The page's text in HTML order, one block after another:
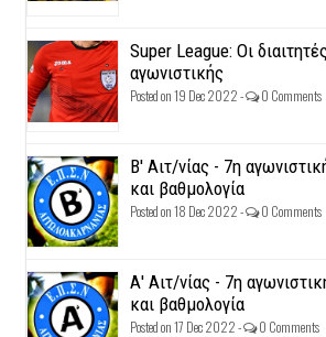
Super League: Οι
αγωνιστικής
Posted on 19 Dec 2022 - 0 Comments
Β' Αιτ/νίας - 7η
και βαθμολογία
Posted on 18 Dec 2022 - 0 Comments
Α' Αιτ/νίας - 7η
και βαθμολογία
Posted on 17 Dec 2022 - 0 Comments